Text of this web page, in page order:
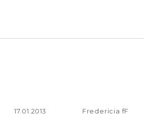
17.01.2013 Fredericia fF